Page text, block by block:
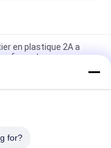
en plastique 2A a
de 150 degrés a
2A
3A 250Vac de lien
for?